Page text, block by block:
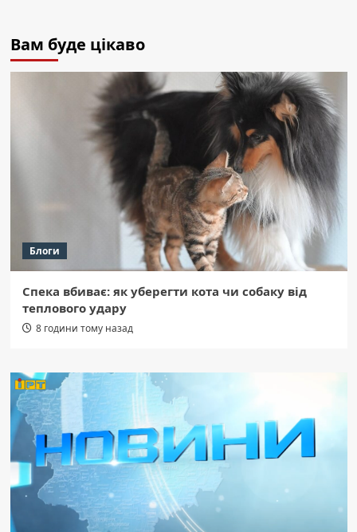
Вам буде цікаво
Блоги
Спека вбиває: як уберегти кота чи собаку від
теплового удару
8 години тому назад